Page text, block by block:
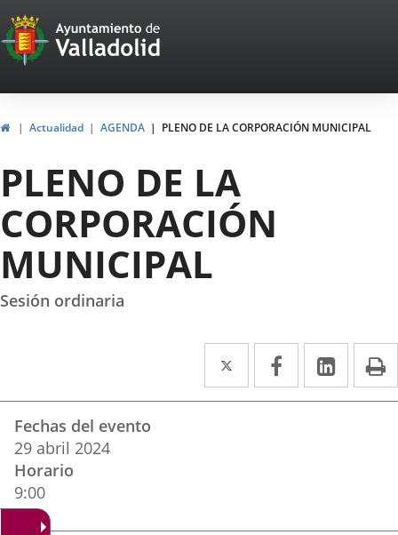
Portal
Web
del
Ayuntamiento
de
Valladolid
InicioActualidad AGENDA PLENO DE LA CORPORACIÓN MUNICIPAL
PLENO DE LA
CORPORACIÓN
MUNICIPAL
Sesión ordinaria
Twitter
Enlace
a
Facebook
Enlace
a
Enlace
a
del
evento
Fechas del evento
29 abril 2024
Horario
9:00